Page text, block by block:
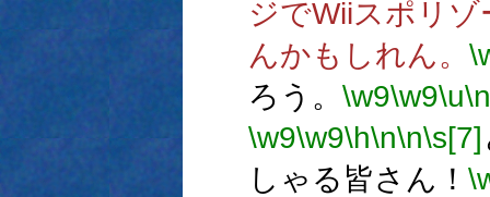
ジでWiiスポリ
んかもしれん。
ろう。 \w9\w9\u\n
\w9\w9\h\n\n\s[7]
しゃる皆さん！